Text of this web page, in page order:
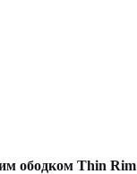
ободком Thin Rim